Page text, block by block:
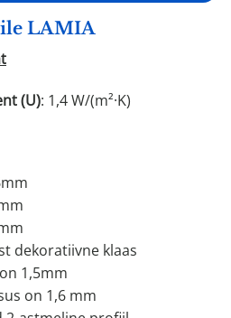
LAMIA
(U): 1,4 W/(m²·K)
dekoratiivne klaas
1,5mm
on 1,6 mm